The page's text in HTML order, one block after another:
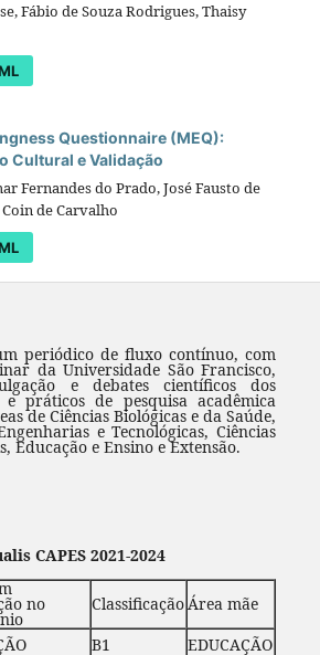
Fábio de Souza Rodrigues, Thaisy
Questionnaire (MEQ):
Cultural e Validação
Fernandes do Prado, José Fausto de
de Carvalho
periódico de fluxo contínuo, com
da Universidade São Francisco,
e debates científicos dos
e práticos de pesquisa acadêmica
de Ciências Biológicas e da Saúde,
e Tecnológicas, Ciências
Educação e Ensino e Extensão.
CAPES 2021-2024
no ClassificaçãoÁrea mãe
B1 EDUCAÇÃO